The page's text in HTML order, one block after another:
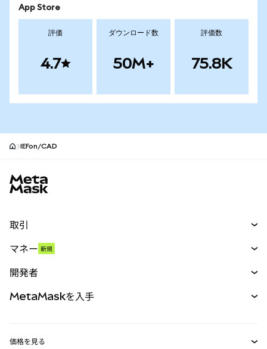
App Store
評価
4.7
ダウンロード数
50M+
評価数
75.8K
IEFon/CAD
取引
パーペチュアル
RWA
マネー 新規
開発者
MetaMaskを入手
価格を見る